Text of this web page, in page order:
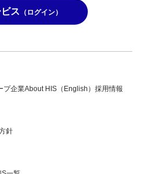
ス （ログイン）
プ企業About HIS（English） 採用情報
針